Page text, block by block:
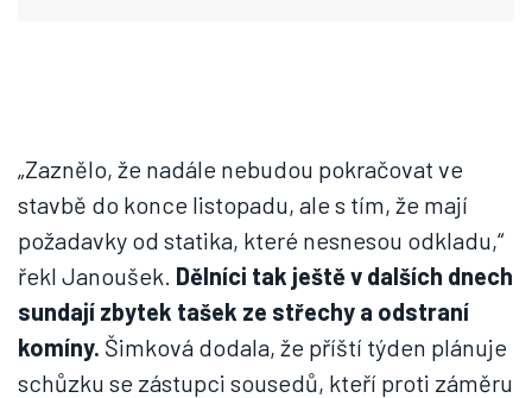
„Zaznělo, že nadále nebudou pokračovat ve
stavbě do konce listopadu, ale s tím, že mají
požadavky od statika, které nesnesou odkladu,“
řekl Janoušek. Dělníci tak ještě v dalších dnech
sundají zbytek tašek ze střechy a odstraní
komíny. Šimková dodala, že příští týden plánuje
schůzku se zástupci sousedů, kteří proti záměru